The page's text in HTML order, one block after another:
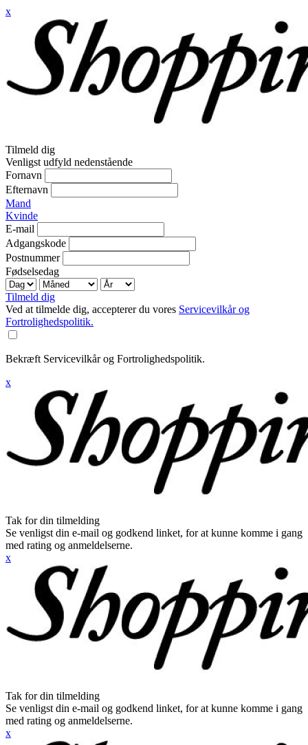
x
Tilmeld dig
Venligst udfyld nedenstående
Fornavn
Efternavn
Mand
Kvinde
E-mail
Adgangskode
Postnummer
Fødselsedag
Tilmeld dig
Ved at tilmelde dig, accepterer du vores Servicevilkår og
Fortrolighedspolitik.
Bekræft Servicevilkår og Fortrolighedspolitik.
x
Tak for din tilmelding
Se venligst din e-mail og godkend linket, for at kunne komme i gang
med rating og anmeldelserne.
x
Tak for din tilmelding
Se venligst din e-mail og godkend linket, for at kunne komme i gang
med rating og anmeldelserne.
x